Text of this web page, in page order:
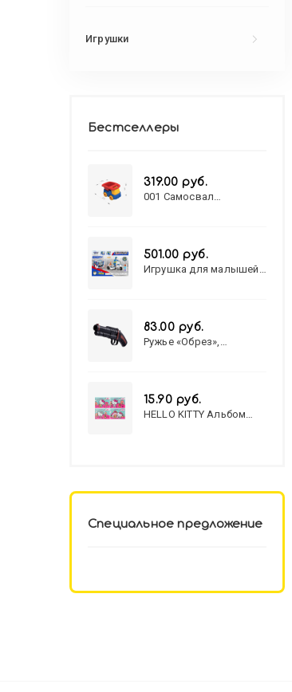
Игрушки
Бестселлеры
319.00 руб.
001 Самосвал
501.00 руб.
Игрушка для малышей
83.00 руб.
Ружье «Обрез»,
15.90 руб.
HELLO KITTY Альбом
Специальное предложение